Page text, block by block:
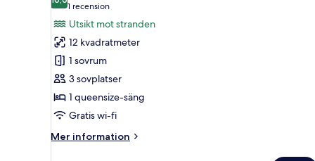
Dorm
för
Private
Queen
Size
with
Bathroom
10,0 av 10
1 recension
(1 recension)
Utsikt mot stranden
12 kvadratmeter
1 sovrum
3 sovplatser
1 queensize-säng
Gratis wi-fi
Mer information
Mer